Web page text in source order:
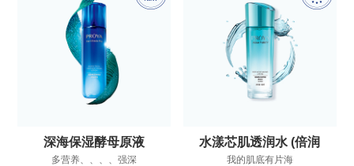
深海保湿酵母原液
多营养、、、、强深
水漾芯肌透润水 (倍润
型）
我的肌底有片海